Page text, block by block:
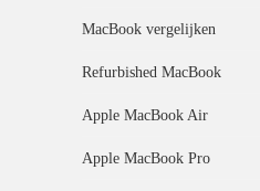
MacBook vergelijken
Refurbished MacBook
Apple MacBook Air
Apple MacBook Pro